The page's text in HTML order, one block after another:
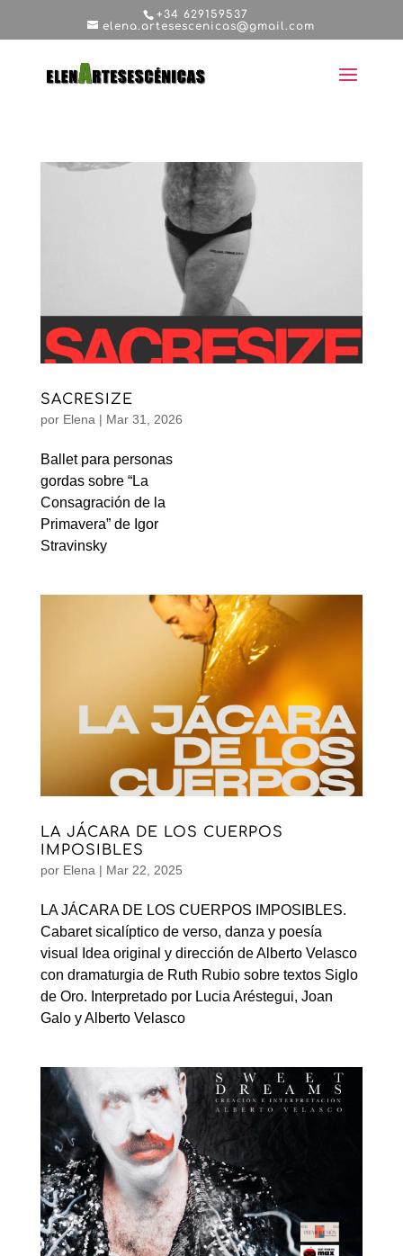
+34 629159537
elena.artesescenicas@gmail.com
SACRESIZE
por Elena | Mar 31, 2026
Ballet para personas
gordas sobre “La
Consagración de la
Primavera” de Igor
Stravinsky
LA JÁCARA DE LOS CUERPOS
IMPOSIBLES
por Elena | Mar 22, 2025
LA JÁCARA DE LOS CUERPOS IMPOSIBLES.
Cabaret sicalíptico de verso, danza y poesía
visual Idea original y dirección de Alberto Velasco
con dramaturgia de Ruth Rubio sobre textos Siglo
de Oro. Interpretado por Lucia Aréstegui, Joan
Galo y Alberto Velasco